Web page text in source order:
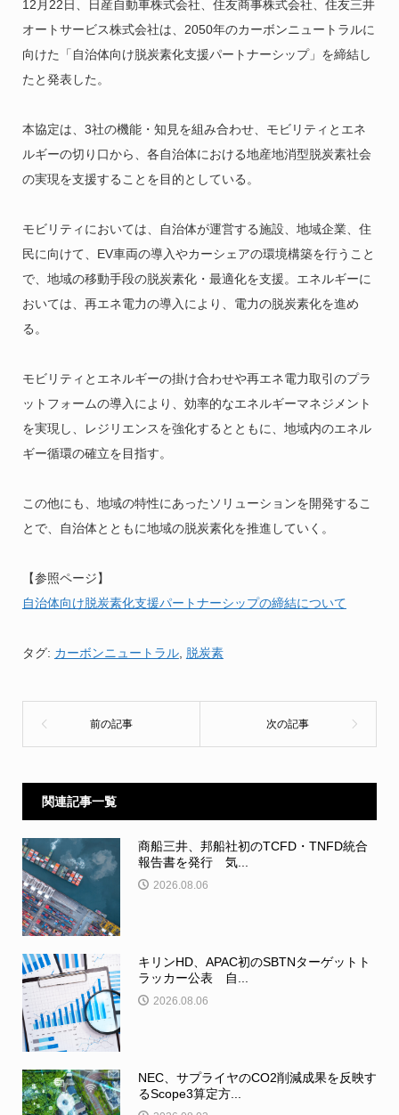
12月22日、日産自動車株式会社、住友商事株式会社、住友三井
オートサービス株式会社は、2050年のカーボンニュートラルに
向けた「自治体向け脱炭素化支援パートナーシップ」を締結し
たと発表した。
本協定は、3社の機能・知見を組み合わせ、モビリティとエネ
ルギーの切り口から、各自治体における地産地消型脱炭素社会
の実現を支援することを目的としている。
モビリティにおいては、自治体が運営する施設、地域企業、住
民に向けて、EV車両の導入やカーシェアの環境構築を行うこと
で、地域の移動手段の脱炭素化・最適化を支援。エネルギーに
おいては、再エネ電力の導入により、電力の脱炭素化を進め
る。
モビリティとエネルギーの掛け合わせや再エネ電力取引のプラ
ットフォームの導入により、効率的なエネルギーマネジメント
を実現し、レジリエンスを強化するとともに、地域内のエネル
ギー循環の確立を目指す。
この他にも、地域の特性にあったソリューションを開発するこ
とで、自治体とともに地域の脱炭素化を推進していく。
【参照ページ】
自治体向け脱炭素化支援パートナーシップの締結について
タグ: カーボンニュートラル, 脱炭素
関連記事一覧
商船三井、邦船社初のTCFD・TNFD統合
報告書を発行 気...
2026.08.06
キリンHD、APAC初のSBTNターゲットト
ラッカー公表 自...
2026.08.06
NEC、サプライヤのCO2削減成果を反映す
るScope3算定方...